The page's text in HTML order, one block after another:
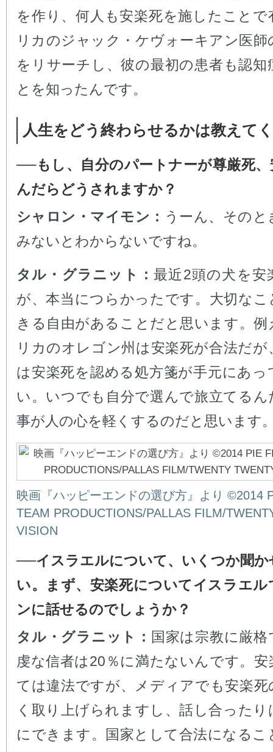
を作り、何人も安楽死を施したことで
リカのジャック・ケヴォーキアン医師
をリサーチし、彼の最初の患者も認知
とを知ったんです。
人生をどう終わらせるかは教えて
──もし、自分のパートナーが尊厳死、
んだらどうされますか？
シャロン・マイモン： うーん、その
みないとわからないですね。
タル・グラニット：最近2頭の犬を安
が、本当につらかったです。大切なこ
きる自由があることだと思います。例
リカのオレゴン州は安楽死が合法だが
は安楽死を認める処方箋が手元にあっ
い。いつでも自分で選んで旅立てるん
事が人の心を軽くするのだと思います
映画『ハッピーエンドの選び方』より ©2014
TEAM PRODUCTIONS/PALLAS FILM/
VISION
──イスラエルについて、いくつか聞か
い。まず、安楽死についてイスラエル
ンに話せるのでしょうか？
タル・グラニット： 国家は宗教に厳
虔な信者は20％に満たないんです。安
ては違法ですが、メディアでも安楽死
く取り上げられますし、話し合ったり
にできます。国家として合法になるこ